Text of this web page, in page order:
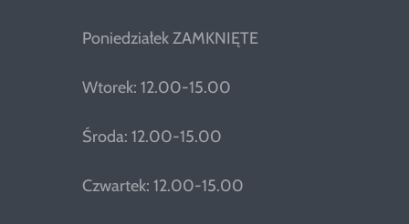
Poniedziałek ZAMKNIĘTE
Wtorek: 12.00-15.00
Środa: 12.00-15.00
Czwartek: 12.00-15.00